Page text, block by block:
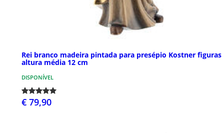
Rei branco madeira pintada para presépio Kostner figuras
altura média 12 cm
DISPONÍVEL
€ 79,90